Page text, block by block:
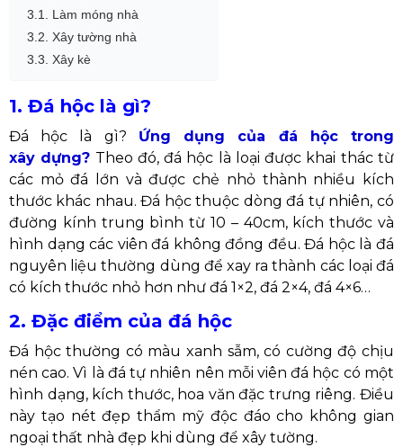
3.1. Làm móng nhà
3.2. Xây tường nhà
3.3. Xây kè
1. Đá hộc là gì?
Đá hộc là gì? Ứng dụng của đá hộc trong
xây dựng? Theo đó, đ​á hộc là loại được khai thác từ
các mỏ đá lớn và được chẻ nhỏ thành nhiều kích
thước khác nhau. Đá hộc thuộc dòng đá tự nhiên, có
đường kính trung bình từ 10 – 40cm, kích thước và
hình dạng các viên đá không đồng đều. Đá hộc là đá
nguyên liệu thường dùng để xay ra thành các loại đá
có kích thước nhỏ hơn như đá 1×2, đá 2×4, đá 4×6…
2. Đặc điểm của đá hộc
Đá hộc thường có màu xanh sẫm, có cường độ chịu
nén cao. Vì là đá tự nhiên nên mỗi viên đá hộc có một
hình dạng, kích thước, hoa văn đặc trưng riêng. Điều
này tạo nét đẹp thẩm mỹ độc đáo cho không gian
ngoại thất nhà đẹp khi dùng để xây tường.